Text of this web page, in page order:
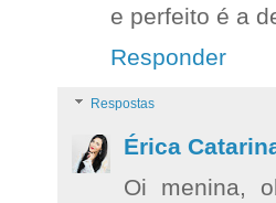
e perfeito é a
Responder
Respostas
Érica
Oi menina,